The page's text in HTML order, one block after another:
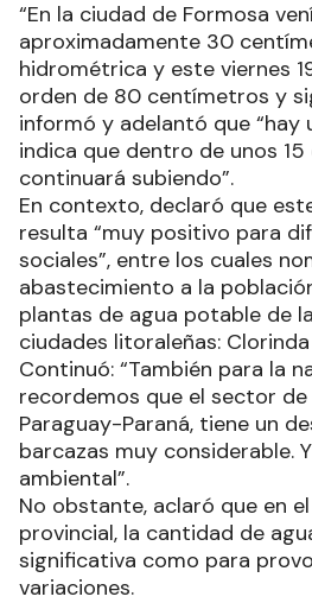
“En la ciudad de Formosa
aproximadamente 30
hidrométrica y este viernes
orden de 80 centímetros y
informó y adelantó que “hay
indica que dentro de unos
continuará subiendo”.
En contexto, declaró que
resulta “muy positivo para
sociales”, entre los cuales
abastecimiento a la
plantas de agua potable de
ciudades litoraleñas:
Continuó: “También para la
recordemos que el sector
Paraguay-Paraná, tiene un
barcazas muy considerable.
ambiental”.
No obstante, aclaró que en
provincial, la cantidad de
significativa como para
variaciones.